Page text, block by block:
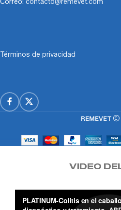
Términos de privacidad
REMEVET
VIDEO